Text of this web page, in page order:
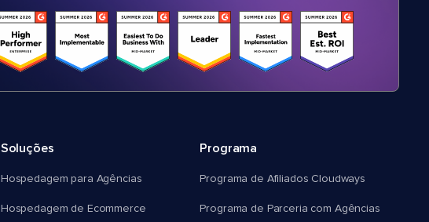
Soluções
Hospedagem para Agências
Hospedagem de Ecommerce
Programa
Programa de Afiliados Cloudways
Programa de Parceria com Agências